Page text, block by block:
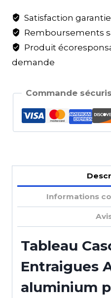
Satisfaction garantie
Remboursements
Produit
demande
Commande
Informations
Tableau
Entraigues
aluminium